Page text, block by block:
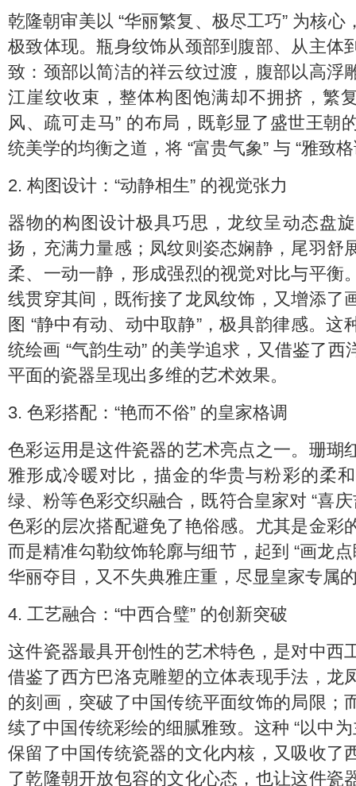
乾隆朝审美以 “华丽繁复、极尽工巧” 为核
极致体现。瓶身纹饰从颈部到腹部、从主体
致：颈部以简洁的祥云纹过渡，腹部以高浮
江崖纹收束，整体构图饱满却不拥挤，繁
风、疏可走马” 的布局，既彰显了盛世王朝
统美学的均衡之道，将 “富贵气象” 与 “雅致
2. 构图设计：“动静相生” 的视觉张力
器物的构图设计极具巧思，龙纹呈动态盘
扬，充满力量感；凤纹则姿态娴静，尾羽舒
柔、一动一静，形成强烈的视觉对比与平衡
线贯穿其间，既衔接了龙凤纹饰，又增添了
图 “静中有动、动中取静”，极具韵律感。这
统绘画 “气韵生动” 的美学追求，又借鉴了
平面的瓷器呈现出多维的艺术效果。
3. 色彩搭配：“艳而不俗” 的皇家格调
色彩运用是这件瓷器的艺术亮点之一。珊瑚
雅形成冷暖对比，描金的华贵与粉彩的柔
绿、粉等色彩交织融合，既符合皇家对 “喜
色彩的层次搭配避免了艳俗感。尤其是金彩
而是精准勾勒纹饰轮廓与细节，起到 “画龙
华丽夺目，又不失典雅庄重，尽显皇家专属
4. 工艺融合：“中西合璧” 的创新突破
这件瓷器最具开创性的艺术特色，是对中西
借鉴了西方巴洛克雕塑的立体表现手法，龙
的刻画，突破了中国传统平面纹饰的局限；
续了中国传统彩绘的细腻雅致。这种 “以中
保留了中国传统瓷器的文化内核，又吸收了
了乾隆朝开放包容的文化心态，也让这件瓷